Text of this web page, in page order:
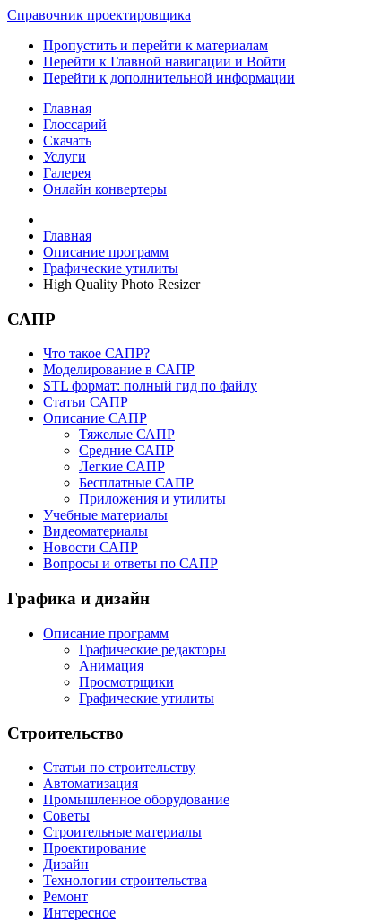
Справочник проектировщика
Пропустить и перейти к материалам
Перейти к Главной навигации и Войти
Перейти к дополнительной информации
Главная
Глоссарий
Скачать
Услуги
Галерея
Онлайн конвертеры
Главная
Описание программ
Графические утилиты
High Quality Photo Resizer
САПР
Что такое САПР?
Моделирование в САПР
STL формат: полный гид по файлу
Статьи САПР
Описание САПР
Тяжелые САПР
Средние САПР
Легкие САПР
Бесплатные САПР
Приложения и утилиты
Учебные материалы
Видеоматериалы
Новости САПР
Вопросы и ответы по САПР
Графика и дизайн
Описание программ
Графические редакторы
Анимация
Просмотрщики
Графические утилиты
Строительство
Статьи по строительству
Автоматизация
Промышленное оборудование
Советы
Строительные материалы
Проектирование
Дизайн
Технологии строительства
Ремонт
Интересное